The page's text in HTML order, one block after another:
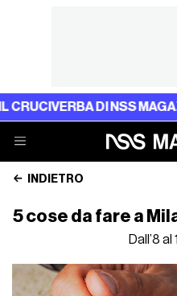
DI NSS MAGAZINE -
INDIETRO
5 cose da fare a
Dall’8